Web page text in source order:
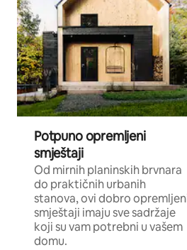
Potpuno opremljeni
smještaji
Od mirnih planinskih brvnara
do praktičnih urbanih
stanova, ovi dobro
smještaji imaju sve sadržaje
koji su vam potrebni u vašem
domu.